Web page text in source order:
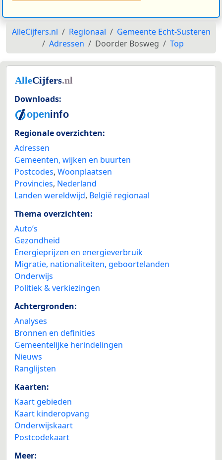
AlleCijfers.nl Regionaal
Gemeente Echt-Susteren
Adressen
Doorder Bosweg Top
Downloads:
Regionale overzichten:
Adressen
Gemeenten, wijken en buurten
Postcodes, Woonplaatsen
Provincies, Nederland
Landen wereldwijd, België regionaal
Thema overzichten:
Auto’s
Gezondheid
Energieprijzen en energieverbruik
Migratie, nationaliteiten, geboortelanden
Onderwijs
Politiek & verkiezingen
Achtergronden:
Analyses
Bronnen en definities
Gemeentelijke herindelingen
Nieuws
Ranglijsten
Kaarten:
Kaart gebieden
Kaart kinderopvang
Onderwijskaart
Postcodekaart
Meer: